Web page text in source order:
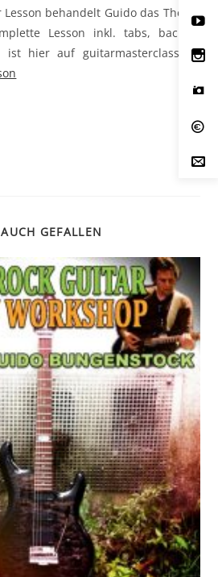
behandelt Guido das Thema
Lesson inkl. tabs, backing
ist hier auf guitarmasterclass.net
GEFALLEN